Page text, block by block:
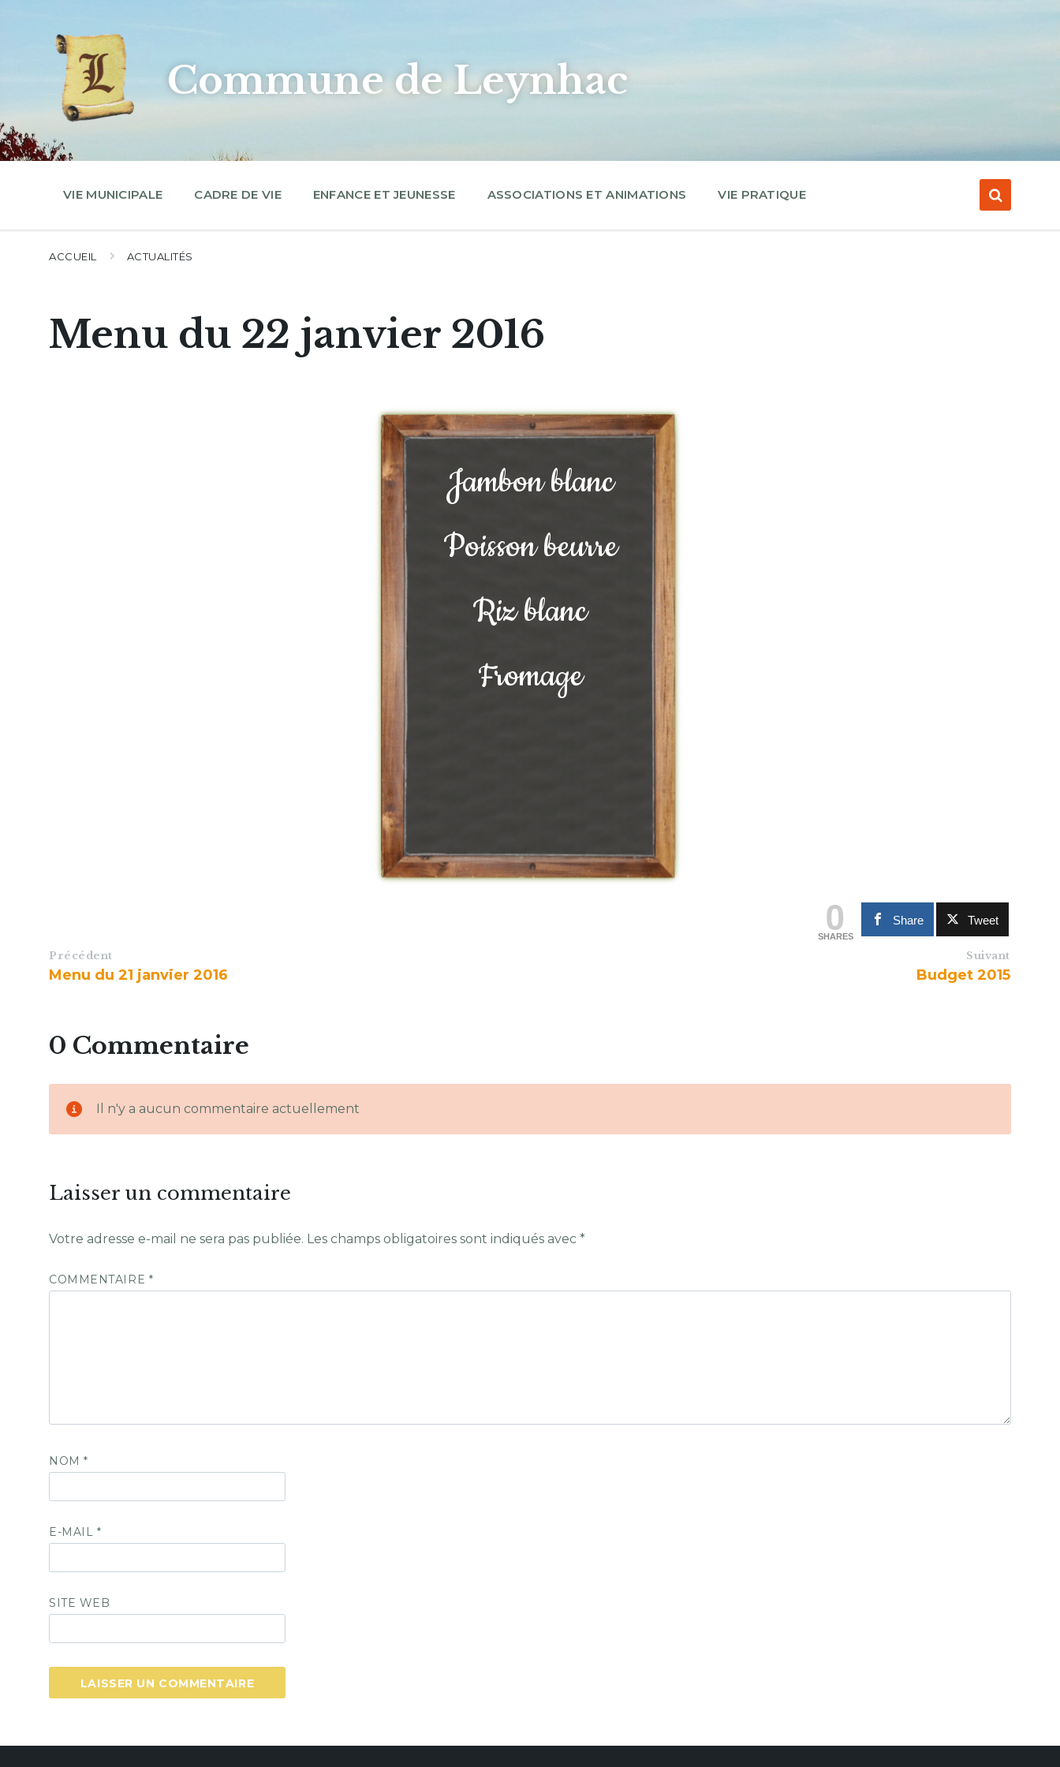
navigation
Commune de Leynhac
VIE MUNICIPALE CADRE DE VIE ENFANCE ET JEUNESSE ASSOCIATIONS ET ANIMATIONS VIE PRATIQUE
ACCUEIL ACTUALITÉS
Menu du 22 janvier 2016
Jambon blanc
Poisson beurre
Riz blanc
Fromage
0
SHARES
Share Tweet
Précédent
Menu du 21 janvier 2016
Suivant
Budget 2015
0 Commentaire
Il n'y a aucun commentaire actuellement
Laisser un commentaire
Votre adresse e-mail ne sera pas publiée. Les champs obligatoires sont indiqués avec *
COMMENTAIRE *
NOM*
E-MAIL *
SITE WEB